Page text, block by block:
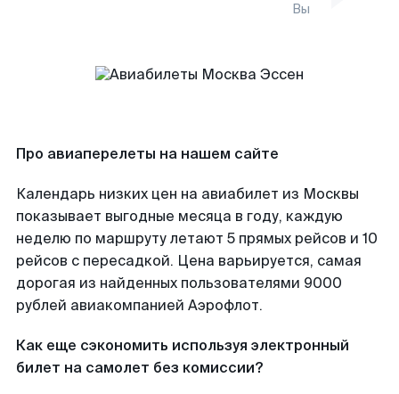
Вы
Про авиаперелеты на нашем сайте
Календарь низких цен на авиабилет из Москвы
показывает выгодные месяца в году, каждую
неделю по маршруту летают 5 прямых рейсов и 10
рейсов с пересадкой. Цена варьируется, самая
дорогая из найденных пользователями 9000
рублей авиакомпанией Аэрофлот.
Как еще сэкономить используя электронный
билет на самолет без комиссии?